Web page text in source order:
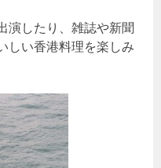
演したり、雑誌や新聞
しい香港料理を楽しみ